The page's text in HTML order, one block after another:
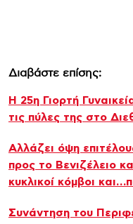
Διαβάστε επίσης:
Η 25η Γιορτή
τις πύλες της στο
Αλλάζει όψη
προς το Βενιζέλειο
κυκλικοί κόμβοι
Συνάντηση του